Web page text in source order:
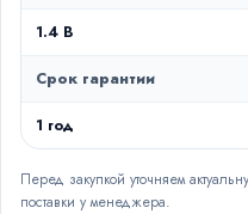
1.4 В
Срок гарантии
1 год
Перед закупкой уточняем
поставки у менеджера.